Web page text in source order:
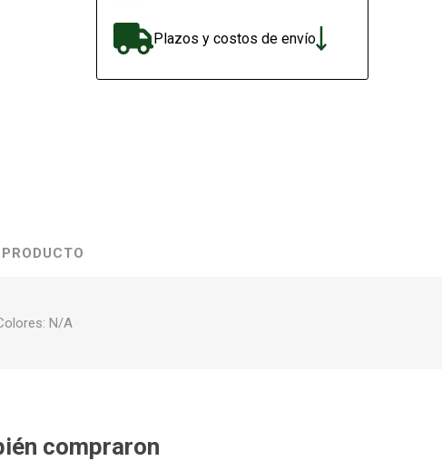
Plazos y costos de envío
N/A
compraron